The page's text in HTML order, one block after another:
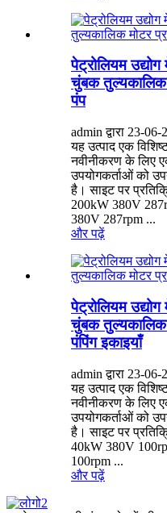
पेट्रोलियम
चुंबक तुल्यकालिक
पंप
admin द्वारा 23-06-
यह उत्पाद एक
नवीनीकरण के लिए
उपयोगकर्ताओं को
है। साइट पर
200kW 380V
380V 287rpm ...
और पढ़ें
पेट्रोलियम
चुंबक तुल्यकालिक
पंपिंग इकाइयाँ
admin द्वारा 23-06-
यह उत्पाद एक
नवीनीकरण के लिए
उपयोगकर्ताओं को
है। साइट पर
40kW 380V
100rpm ...
और पढ़ें